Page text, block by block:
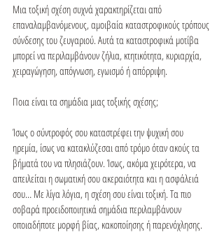
Μια τοξική σχέση συχνά χαρακτηρίζεται από
επαναλαμβανόμενους, αμοιβαία καταστροφικούς τρόπους
σύνδεσης του ζευγαριού. Αυτά τα καταστροφικά μοτίβα
μπορεί να περιλαμβάνουν ζήλια, κτητικότητα, κυριαρχία,
χειραγώγηση, απόγνωση, εγωισμό ή απόρριψη.
Ποια είναι τα σημάδια μιας τοξικής σχέσης;
Ίσως ο σύντροφός σου καταστρέφει την ψυχική σου
ηρεμία, ίσως να κατακλύζεσαι από τρόμο όταν ακούς τα
βήματά του να πλησιάζουν. Ίσως, ακόμα χειρότερα, να
απειλείται η σωματική σου ακεραιότητα και η ασφάλειά
σου… Με λίγα λόγια, η σχέση σου είναι τοξική. Τα πιο
σοβαρά προειδοποιητικά σημάδια περιλαμβάνουν
οποιαδήποτε μορφή βίας, κακοποίησης ή παρενόχλησης.